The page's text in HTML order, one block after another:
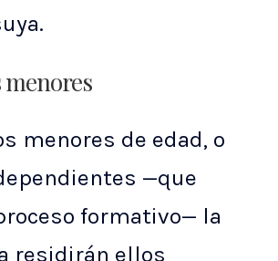
menores
menores de edad, o
—que
formativo— la
residirán ellos